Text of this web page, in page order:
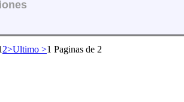
2>Ultimo >1 Paginas de 2